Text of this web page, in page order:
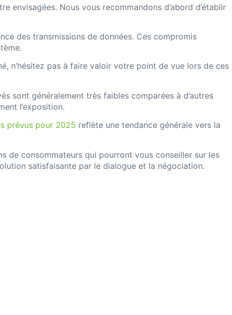
envisagées. Nous vous recommandons d’abord d’établir
des transmissions de données. Ces compromis
n’hésitez pas à faire valoir votre point de vue lors de ces
sont généralement très faibles comparées à d’autres
l’exposition.
prévus pour 2025 reflète une tendance générale vers la
de consommateurs qui pourront vous conseiller sur les
satisfaisante par le dialogue et la négociation.